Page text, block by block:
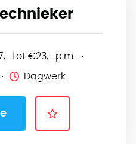
tot €23,- p.m.
Dagwerk